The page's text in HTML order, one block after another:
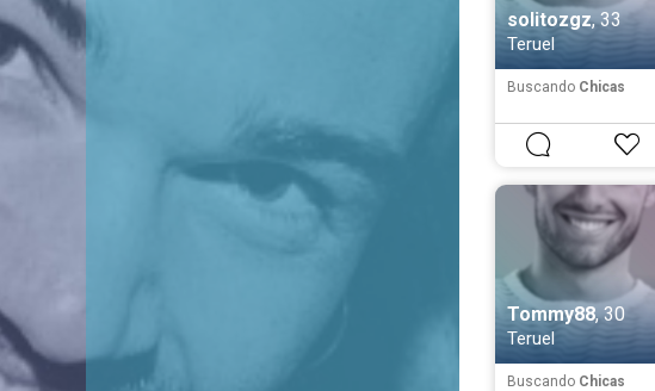
solitozgz, 33
Teruel
Buscando Chicas
Tommy88, 30
Teruel
Buscando Chicas